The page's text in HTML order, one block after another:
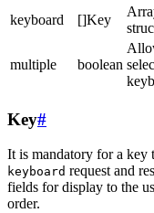
keyboard []Key
multiple boolean
Key#
It is mandatory for a key
keyboard request and
fields for display to the
order.